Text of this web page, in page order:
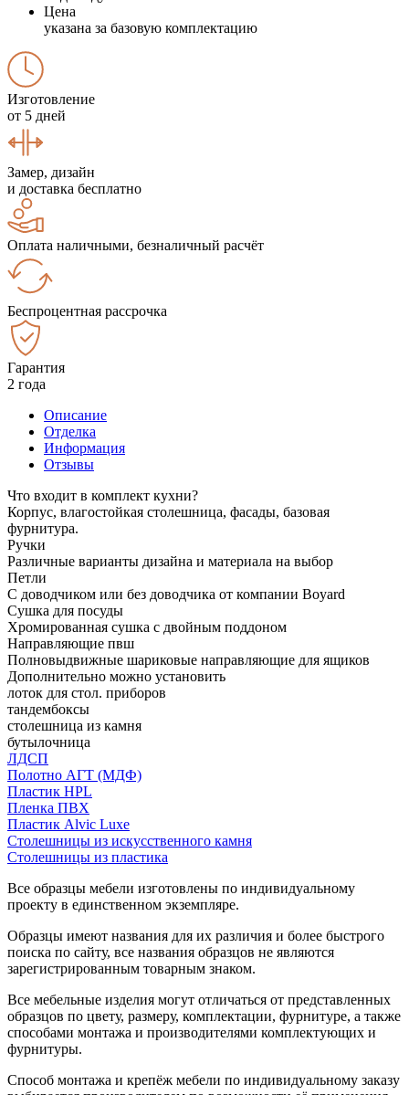
Цена
указана за базовую комплектацию
Изготовление
от 5 дней
Замер, дизайн
и доставка бесплатно
Оплата наличными, безналичный расчёт
Беспроцентная рассрочка
Гарантия
2 года
Описание
Отделка
Информация
Отзывы
Что входит в комплект кухни?
Корпус, влагостойкая столешница, фасады, базовая
фурнитура.
Ручки
Различные варианты дизайна и материала на выбор
Петли
С доводчиком или без доводчика от компании Boyard
Сушка для посуды
Хромированная сушка с двойным поддоном
Направляющие пвш
Полновыдвижные шариковые направляющие для ящиков
Дополнительно можно установить
лоток для стол. приборов
тандембоксы
столешница из камня
бутылочница
ЛДСП
Полотно АГТ (МДФ)
Пластик HPL
Пленка ПВХ
Пластик Alvic Luxe
Столешницы из искусственного камня
Столешницы из пластика
Все образцы мебели изготовлены по индивидуальному
проекту в единственном экземпляре.
Образцы имеют названия для их различия и более быстрого
поиска по сайту, все названия образцов не являются
зарегистрированным товарным знаком.
Все мебельные изделия могут отличаться от представленных
образцов по цвету, размеру, комплектации, фурнитуре, а также
способами монтажа и производителями комплектующих и
фурнитуры.
Способ монтажа и крепёж мебели по индивидуальному заказу